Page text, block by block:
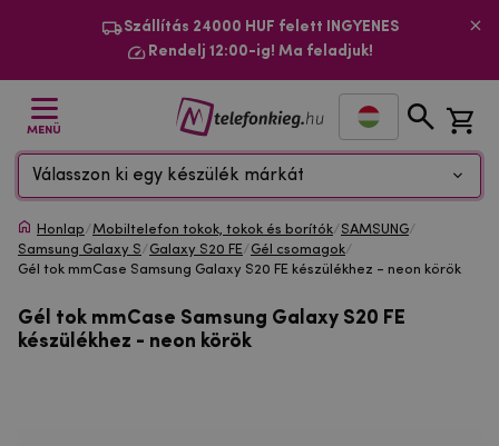
Szállítás 24000 HUF felett INGYENES
Rendelj 12:00-ig! Ma feladjuk!
MENÜ
Válasszon ki egy készülék márkát
Honlap/Mobiltelefon tokok, tokok és borítók/SAMSUNG/
Samsung Galaxy S/Galaxy S20 FE/Gél csomagok/
Gél tok mmCase Samsung Galaxy S20 FE készülékhez - neon körök
Gél tok mmCase Samsung Galaxy S20 FE
készülékhez - neon körök